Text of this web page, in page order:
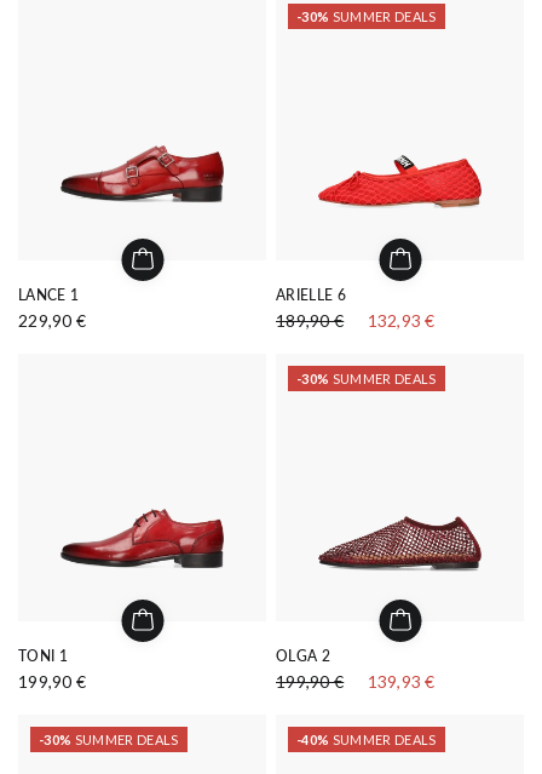
LANCE 1
229,90 €
-30% SUMMER DEALS
ARIELLE 6
189,90 € 132,93 €
TONI 1
199,90 €
-30% SUMMER DEALS
OLGA 2
199,90 € 139,93 €
-30% SUMMER DEALS -40% SUMMER DEALS